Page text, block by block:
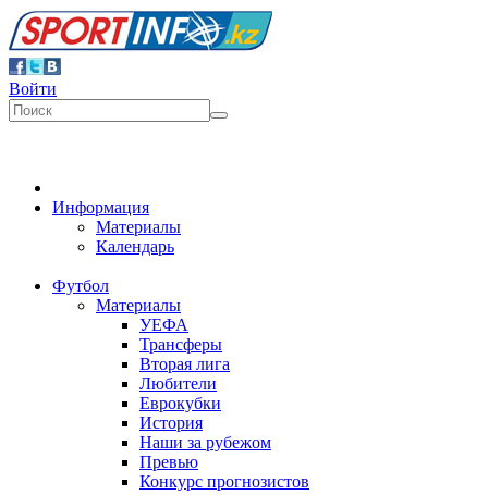
Войти
Информация
Материалы
Календарь
Футбол
Материалы
УЕФА
Трансферы
Вторая лига
Любители
Еврокубки
История
Наши за рубежом
Превью
Конкурс прогнозистов